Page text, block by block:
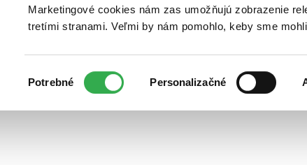
Marketingové cookies nám zas umožňujú zobrazenie
tretími stranami. Veľmi by nám pomohlo, keby sme
súhlasu
Potrebné Personalizačné